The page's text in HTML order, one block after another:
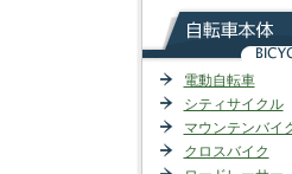
電動自転車
シティサイクル
マウンテンバイ
クロスバイク